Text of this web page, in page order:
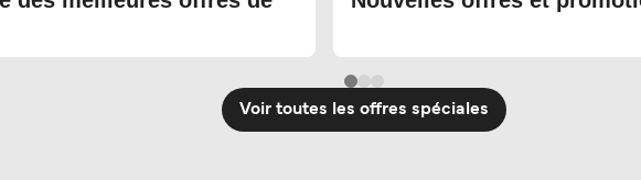
Voir toutes les offres spéciales